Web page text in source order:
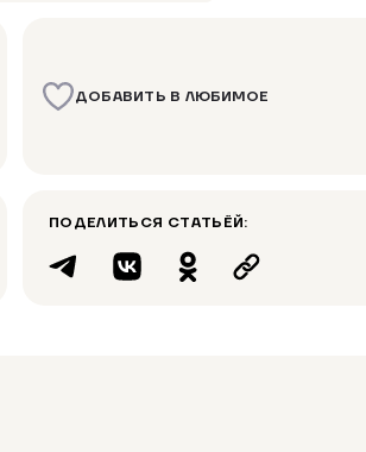
ДОБАВИТЬ В ЛЮБИМОЕ
ПОДЕЛИТЬСЯ СТАТЬЁЙ: